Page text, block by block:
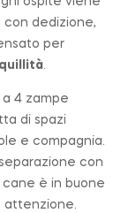
con dedizione,
per
4 zampe
di spazi
e compagnia.
con
è in buone
attenzione.